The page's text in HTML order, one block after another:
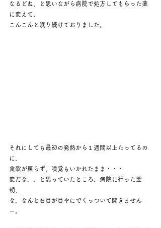
なるどね、と思いながら病院で処方してもらった薬
に変えて、
こんこんと眠り続けておりました。
それにしても最初の発熱から１週間以上たってるの
に、
食欲が戻らず、嗅覚もいかれたまま・・・
変だな、、と思っていたところ、病院に行った翌
朝、
な、なんと右目が目やにでくっついて開きません
ー。